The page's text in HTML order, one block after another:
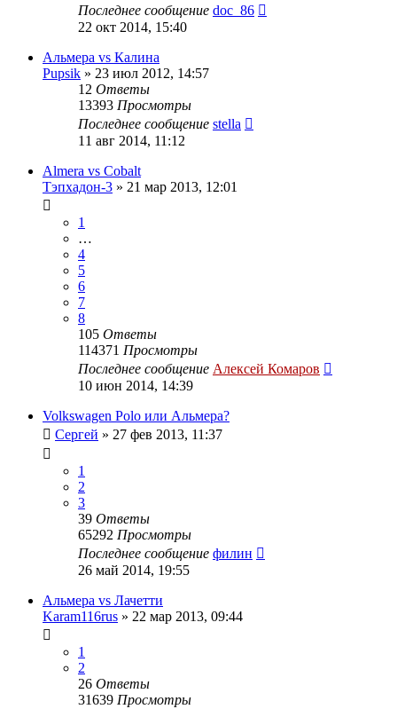
Последнее сообщение doc_86
22 окт 2014, 15:40
Альмера vs Калина
Pupsik » 23 июл 2012, 14:57
12 Ответы
13393 Просмотры
Последнее сообщение stella
11 авг 2014, 11:12
Almera vs Cobalt
Тэпхадон-3 » 21 мар 2013, 12:01
1
…
4
5
6
7
8
105 Ответы
114371 Просмотры
Последнее сообщение Алексей Комаров
10 июн 2014, 14:39
Volkswagen Polo или Альмера?
Сергей » 27 фев 2013, 11:37
1
2
3
39 Ответы
65292 Просмотры
Последнее сообщение филин
26 май 2014, 19:55
Альмера vs Лачетти
Karam116rus » 22 мар 2013, 09:44
1
2
26 Ответы
31639 Просмотры